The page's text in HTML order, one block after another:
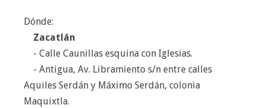
Dónde:
Zacatlán
- Calle Caunillas esquina con Iglesias.
- Antigua, Av. Libramiento s/n entre calles
Aquiles Serdán y Máximo Serdán, colonia
Maquixtla.